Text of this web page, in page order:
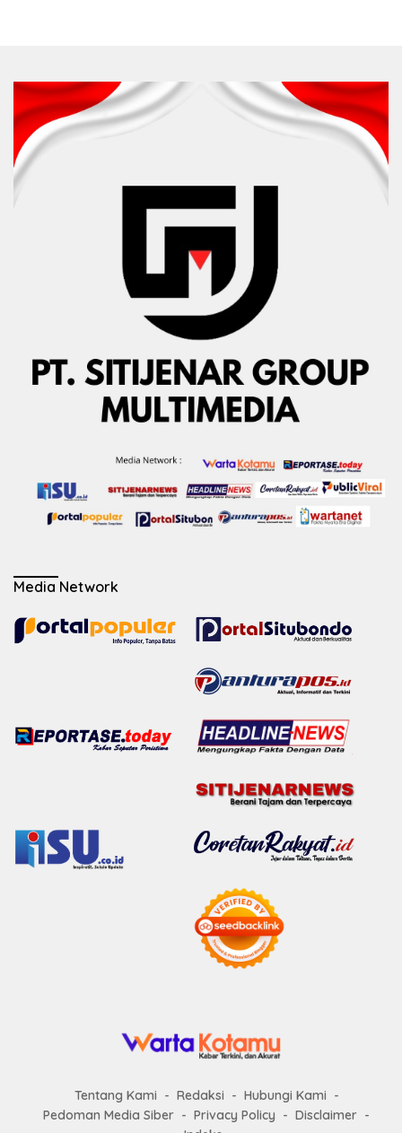
Media Network
Tentang Kami Redaksi
Hubungi Kami
Pedoman Media Siber
Privacy Policy
Disclaimer